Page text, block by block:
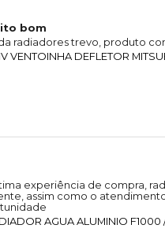
bom
radiadores trevo, produto
VENTOINHA DEFLETOR
experiência de compra,
assim como o
AGUA ALUMINIO F1000